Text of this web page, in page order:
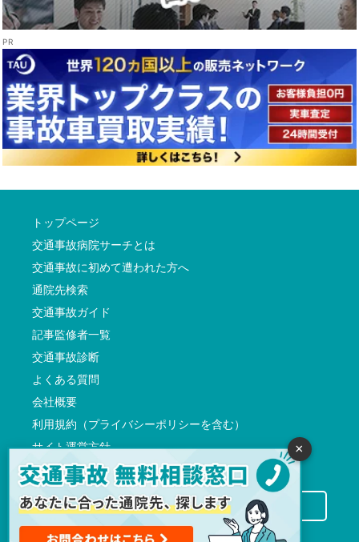
トップページ
交通事故病院サーチとは
交通事故に初めて遭われた方へ
通院先検索
交通事故ガイド
記事監修者一覧
交通事故診断
よくある質問
会社概要
利用規約（プライバシーポリシーを含む）
サイト運営方針
反社会的勢力に対する基本方針
交通事故病院サーチに掲載希望の先生方へ
×